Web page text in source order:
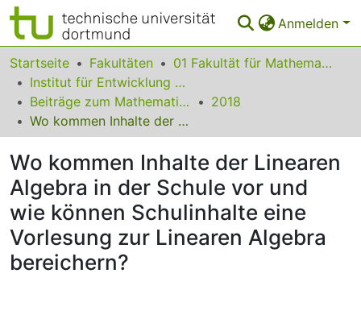
Anmelden
Bereiche & Sammlungen
Das gesamte Repositorium
Statistiken
FAQ
Leitlinien
Zurück zur Startseite
Startseite Fakultäten
01 Fakultät für Mathematik
Institut für Entwicklung und Erforschung des Mathematikunterrichts
Beiträge zum Mathematikunterricht
2018
Wo kommen Inhalte der Linearen Algebra in der Schule vor und wie können Schulinhalte eine Vorlesung zur Linearen Algebra bereichern?
Wo kommen Inhalte der Linearen
Algebra in der Schule vor und
wie können Schulinhalte eine
Vorlesung zur Linearen Algebra
bereichern?